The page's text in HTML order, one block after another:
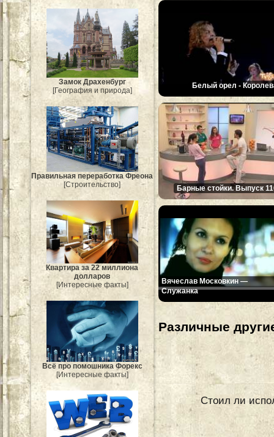
Замок Драхенбург
[География и природа]
Правильная переработка Фреона
[Строительство]
Квартира за 22 миллиона
долларов
[Интересные факты]
Всё про помошника Форекс
[Интересные факты]
Белый орел -
Барные стойки. Выпуск
Вячеслав Московкин —
Служанка
Различные
Стоил ли